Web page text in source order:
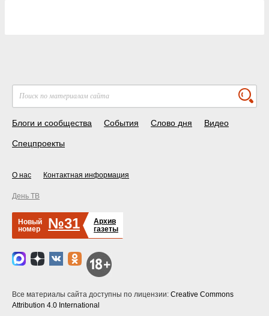
Блоги и сообщества События Слово дня Видео
Спецпроекты
О нас Контактная информация
День ТВ
Новый
номер
№31
Архив
газеты
Все материалы сайта доступны по лицензии: Creative Commons
Attribution 4.0 International